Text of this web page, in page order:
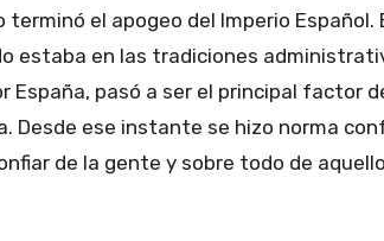
terminó el apogeo del Imperio
estaba en las tradiciones
España, pasó a ser el principal factor
Desde ese instante se hizo norma
de la gente y sobre todo de